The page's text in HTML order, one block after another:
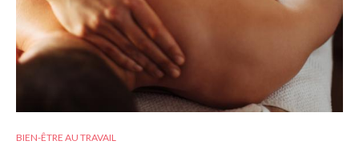
BIEN-ÊTRE AU TRAVAIL